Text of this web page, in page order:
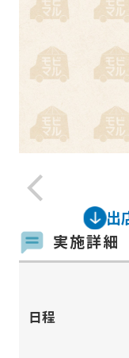
arrow_back_ios_new
出
実施詳細
日程